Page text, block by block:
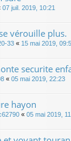
07 juil. 2019, 10:21
vérouille plus.
33 « 15 mai 2019,
securite
« 05 mai 2019, 22:23
hayon
« 05 mai 2019,